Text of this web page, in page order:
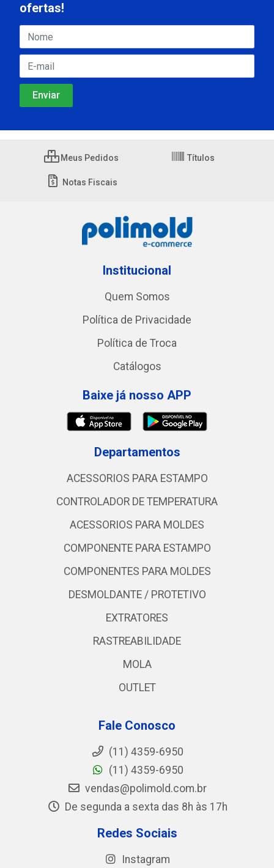
ofertas!
Meus Pedidos Títulos
Notas Fiscais
Institucional
Quem Somos
Política de Privacidade
Política de Troca
Catálogos
Baixe já nosso APP
Departamentos
ACESSORIOS PARA ESTAMPO
CONTROLADOR DE TEMPERATURA
ACESSORIOS PARA MOLDES
COMPONENTE PARA ESTAMPO
COMPONENTES PARA MOLDES
DESMOLDANTE / PROTETIVO
EXTRATORES
RASTREABILIDADE
MOLA
OUTLET
Fale Conosco
(11) 4359-6950
(11) 4359-6950
vendas@polimold.com.br
De segunda a sexta das 8h às 17h
Redes Sociais
Instagram